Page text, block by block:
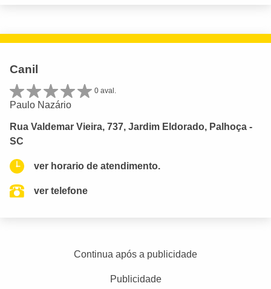
Canil
0 aval.
Paulo Nazário
Rua Valdemar Vieira, 737, Jardim Eldorado, Palhoça -
SC
ver horario de atendimento.
ver telefone
Continua após a publicidade
Publicidade